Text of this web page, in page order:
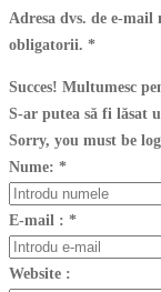
Adresa dvs. de e-
obligatorii. *
Succes! Multumesc
S-ar putea să fi lăsat
Sorry, you must be
Nume: *
E-mail : *
Website :